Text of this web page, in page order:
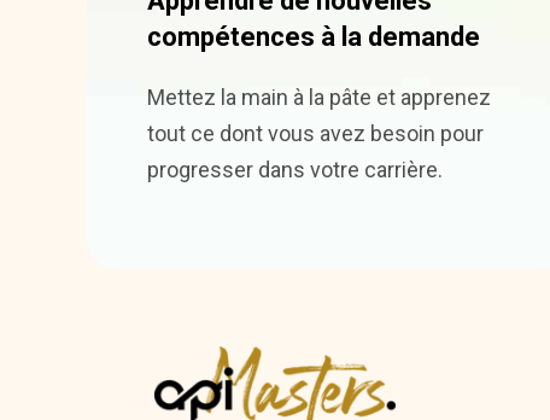
compétences à la demande
Mettez la main à la pâte et apprenez
tout ce dont vous avez besoin pour
progresser dans votre carrière.